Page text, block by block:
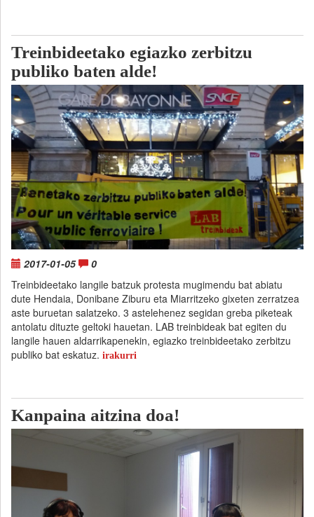
Treinbideetako egiazko zerbitzu
publiko baten alde!
2017-01-05
0
Treinbideetako langile batzuk protesta mugimendu bat abiatu
dute Hendaia, Donibane Ziburu eta Miarritzeko gixeten zerratzea
aste buruetan salatzeko. 3 astelehenez segidan greba piketeak
antolatu dituzte geltoki hauetan. LAB treinbideak bat egiten du
langile hauen aldarrikapenekin, egiazko treinbideetako zerbitzu
publiko bat eskatuz. irakurri
Kanpaina aitzina doa!